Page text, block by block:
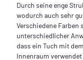
Durch seine enge
wodurch auch sehr
Verschiedene Farben
unterschiedlicher
dass ein Tuch mit
Innenraum